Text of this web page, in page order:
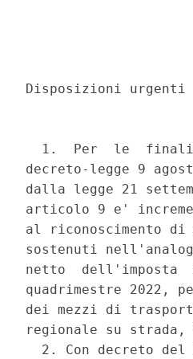
Disposizioni
1.  Per  le
decreto-legge 9
dalla legge 21
articolo 9 e'
al riconoscimento
sostenuti
netto  dell'imposta
quadrimestre 2022,
dei mezzi di
regionale su
2. Con decreto del